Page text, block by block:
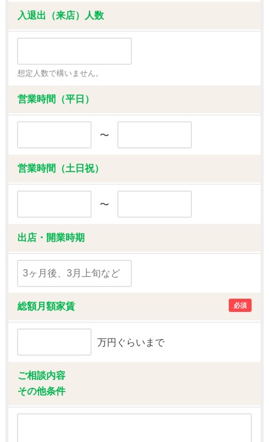
入退出（来店）人数
想定人数で構いません。
営業時間（平日）
〜
営業時間（土日祝）
〜
出店・開業時期
総額月額家賃 必須
万円ぐらいまで
ご相談内容
その他条件